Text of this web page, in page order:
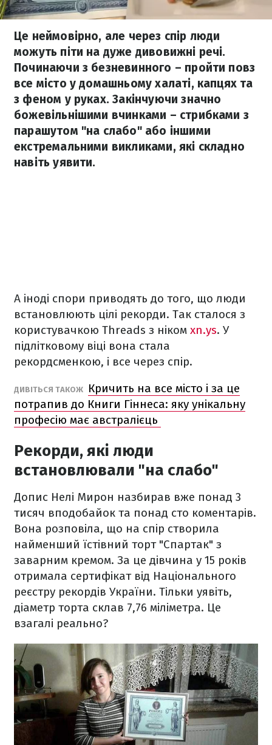
Це неймовірно, але через спір люди
можуть піти на дуже дивовижні речі.
Починаючи з безневинного – пройти повз
все місто у домашньому халаті, капцях та
з феном у руках. Закінчуючи значно
божевільнішими вчинками – стрибками з
парашутом "на слабо" або іншими
екстремальними викликами, які складно
навіть уявити.
А іноді спори приводять до того, що люди
встановлюють цілі рекорди. Так сталося з
користувачкою Threads з ніком xn.ys. У
підлітковому віці вона стала
рекордсменкою, і все через спір.
ДИВІТЬСЯ ТАКОЖ
Кричить на все місто і за це
потрапив до Книги Гіннеса: яку унікальну
професію має австралієць
Рекорди, які люди
встановлювали "на слабо"
Допис Нелі Мирон назбирав вже понад 3
тисяч вподобайок та понад сто коментарів.
Вона розповіла, що на спір створила
найменший їстівний торт "Спартак" з
заварним кремом. За це дівчина у 15 років
отримала сертифікат від Національного
реєстру рекордів України. Тільки уявіть,
діаметр торта склав 7,76 міліметра. Це
взагалі реально?